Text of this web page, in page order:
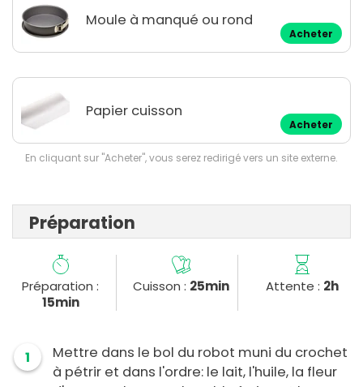
Moule à manqué ou rond
Acheter
Papier cuisson
Acheter
En cliquant sur "Acheter", vous serez redirigé vers un site externe.
Préparation
Préparation :
15min
Cuisson : 25min Attente : 2h
1
Mettre dans le bol du robot muni du crochet
à pétrir et dans l'ordre: le lait, l'huile, la fleur